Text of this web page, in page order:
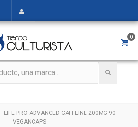
0
LIFE PRO ADVANCED CAFFEINE 200MG 90
VEGANCAPS